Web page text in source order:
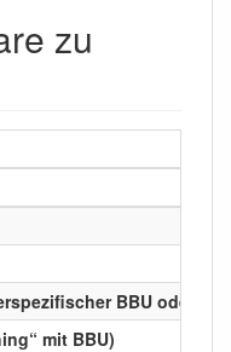
zu
BBU oder
mit BBU)